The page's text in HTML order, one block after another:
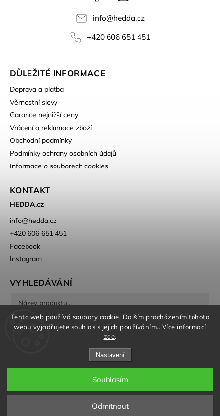
Tento web používá soubory cookie. Dalším procházením tohoto
webu vyjadřujete souhlas s jejich používáním.. Více informací
zde.
Nastavení
Odmítnout
Souhlasím
info@hedda.cz
+420 606 651 451
DŮLEŽITÉ INFORMACE
Doprava a platba
Věrnostní slevy
Garance nejnižší ceny
Vrácení a reklamace zboží
Obchodní podmínky
Podmínky ochrany osobních údajů
Informace o souborech cookies
KONTAKT
HEDDA.cz
info@hedda.cz
+420 606 651 451
Facebook
Instagram
VYHLEDÁVÁNÍ
Hledat
Copyright 2026HEDDA. Všechna práva vyhrazena.